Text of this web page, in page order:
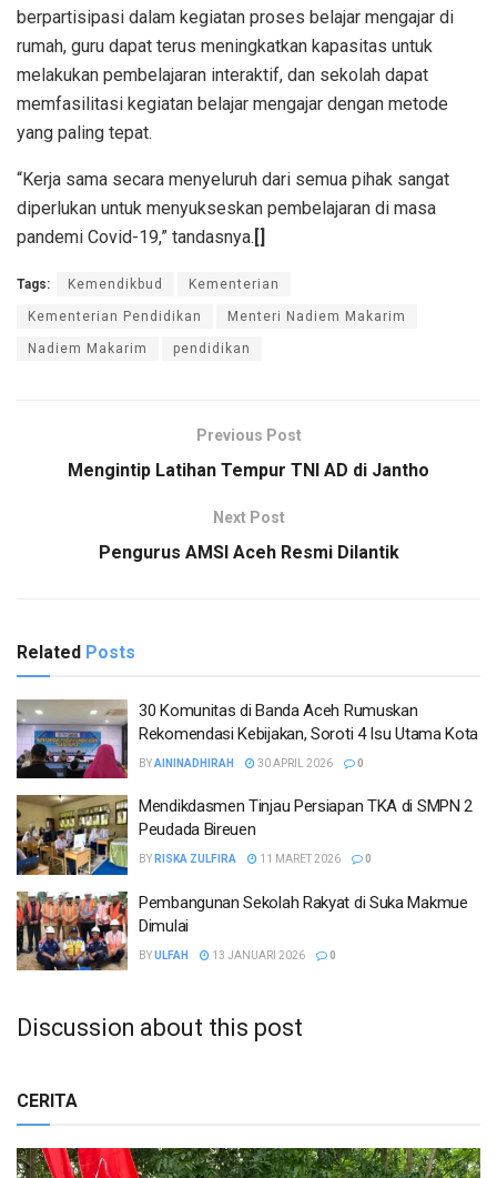
berpartisipasi dalam kegiatan proses belajar mengajar di
rumah, guru dapat terus meningkatkan kapasitas untuk
melakukan pembelajaran interaktif, dan sekolah dapat
memfasilitasi kegiatan belajar mengajar dengan metode
yang paling tepat.
“Kerja sama secara menyeluruh dari semua pihak sangat
diperlukan untuk menyukseskan pembelajaran di masa
pandemi Covid-19,” tandasnya. []
Tags: Kemendikbud Kementerian
Kementerian Pendidikan Menteri Nadiem Makarim
Nadiem Makarim pendidikan
Previous Post
Mengintip Latihan Tempur TNI AD di Jantho
Next Post
Pengurus AMSI Aceh Resmi Dilantik
Related Posts
30 Komunitas di Banda Aceh Rumuskan
Rekomendasi Kebijakan, Soroti 4 Isu Utama Kota
BYAININADHIRAH 30 APRIL 2026 0
Mendikdasmen Tinjau Persiapan TKA di SMPN 2
Peudada Bireuen
BY RISKA ZULFIRA 11 MARET 2026 0
Pembangunan Sekolah Rakyat di Suka Makmue
Dimulai
BYULFAH 13 JANUARI 2026 0
Discussion about this post
CERITA